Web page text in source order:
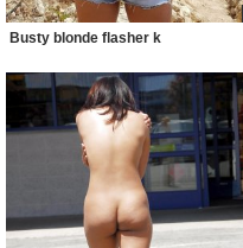
Busty blonde flasher k